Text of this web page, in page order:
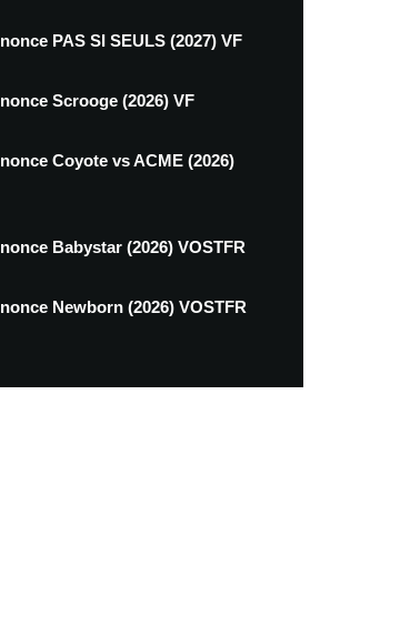
PAS SI SEULS (2027) VF
Scrooge (2026) VF
Coyote vs ACME (2026)
Babystar (2026) VOSTFR
Newborn (2026) VOSTFR